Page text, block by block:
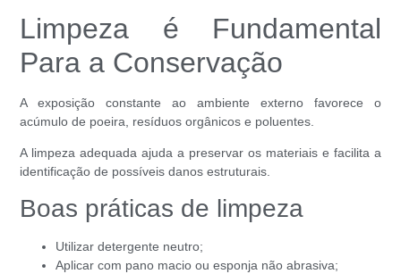
Limpeza é Fundamental
Para a Conservação
A exposição constante ao ambiente externo favorece o
acúmulo de poeira, resíduos orgânicos e poluentes.
A limpeza adequada ajuda a preservar os materiais e facilita a
identificação de possíveis danos estruturais.
Boas práticas de limpeza
Utilizar detergente neutro;
Aplicar com pano macio ou esponja não abrasiva;